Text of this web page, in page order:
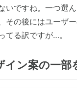
いですね。一つ選
その後にはユーザ
てる訳ですが…。
ン案の一部